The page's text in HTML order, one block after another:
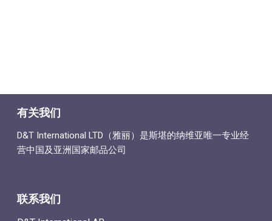
有关我们
D&T International LTD（雅丽）是斯堪的纳维亚唯一专业经
营中国及亚洲国家邮品公司
联系我们